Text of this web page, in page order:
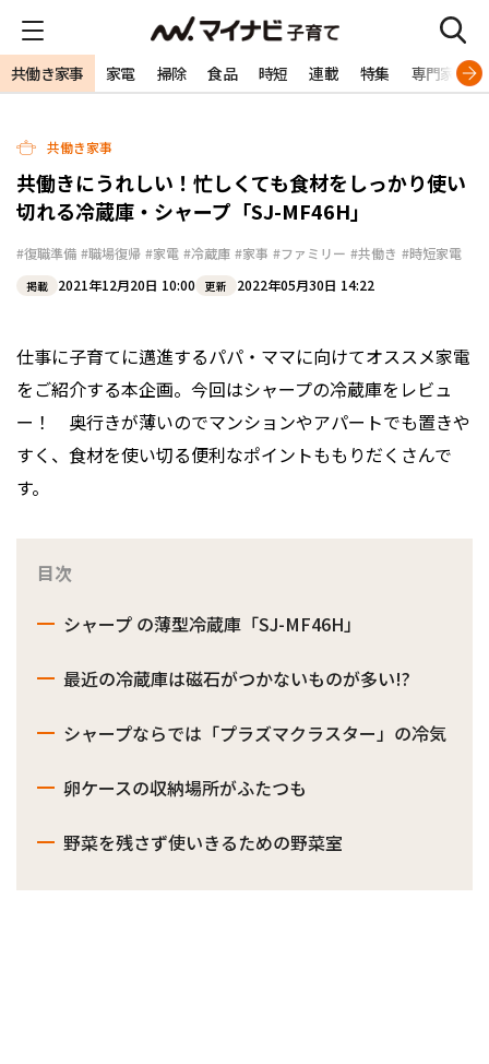
共働き家事 家電 掃除 食品 時短 連載 特集 専門家
共働き家事
共働きにうれしい！忙しくても食材をしっかり使い
切れる冷蔵庫・シャープ「SJ-MF46H」
#復職準備 #職場復帰 #家電 #冷蔵庫 #家事 #ファミリー #共働き #時短家電
掲載 2021年12月20日 10:00 更新 2022年05月30日 14:22
仕事に子育てに邁進するパパ・ママに向けてオススメ家電
をご紹介する本企画。今回はシャープの冷蔵庫をレビュ
ー！ 奥行きが薄いのでマンションやアパートでも置きや
すく、食材を使い切る便利なポイントももりだくさんで
す。
目次
シャープ の薄型冷蔵庫「SJ-MF46H」
最近の冷蔵庫は磁石がつかないものが多い!?
シャープならでは「プラズマクラスター」の冷気
卵ケースの収納場所がふたつも
野菜を残さず使いきるための野菜室